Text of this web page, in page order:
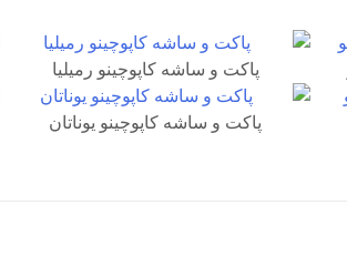
پاکت و ساشه کاپوچینو رمیلیا
پاکت و ساشه کاپوچینو یوناتان